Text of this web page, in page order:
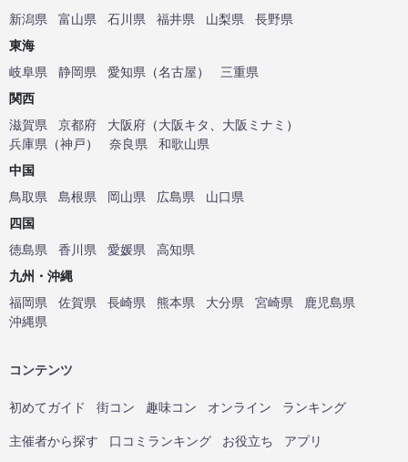
新潟県
富山県 石川県 福井県 山梨県
長野県
東海
岐阜県
静岡県 愛知県 （名古屋）
三重県
関西
滋賀県
京都府 大阪府 （大阪キタ 大阪ミナミ ）
兵庫県 （神戸） 奈良県
和歌山県
中国
鳥取県
島根県 岡山県 広島県
山口県
四国
徳島県
香川県 愛媛県
高知県
九州・沖縄
福岡県
佐賀県 長崎県 熊本県 大分県 宮崎県
鹿児島県
沖縄県
コンテンツ
初めてガイド 街コン 趣味コン オンライン ランキング
主催者から探す 口コミランキング お役立ち アプリ